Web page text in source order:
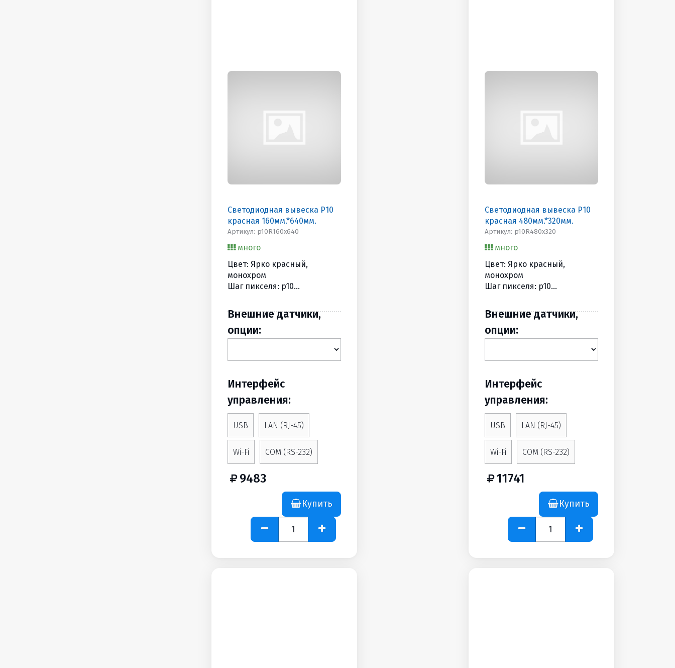
Светодиодная вывеска P10
красная 160мм.*640мм.
Артикул: p10R160х640
много
Цвет: Ярко красный,
монохром
Шаг пикселя: p10
Размеры, мм (BхШхГ):
210х690х90
Вес, (кг): 4
Внешние датчики,
опции:
Интерфейс
управления:
USB LAN (RJ-45)
Wi-Fi COM (RS-232)
9483
Купить
Светодиодная вывеска P10
красная 480мм.*320мм.
Артикул: p10R480х320
много
Цвет: Ярко красный,
монохром
Шаг пикселя: p10
Размеры, мм (BхШхГ):
530х370х90
Вес, (кг): 5
Внешние датчики,
опции:
Интерфейс
управления:
USB LAN (RJ-45)
Wi-Fi COM (RS-232)
11741
Купить